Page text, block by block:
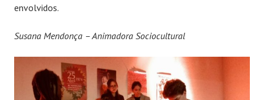
envolvidos.
Susana Mendonça – Animadora Sociocultural